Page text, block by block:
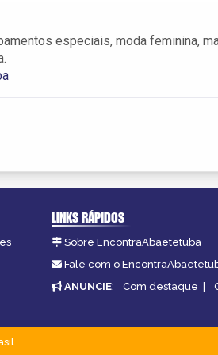
especiais, moda feminina,
LINKS RÁPIDOS
Sobre EncontraAbaetetuba
Fale com o
ANUNCIE: Com destaque |